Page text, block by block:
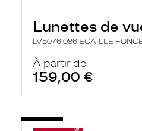
Lunettes de
LV5076 086 ECAILLE
À partir de
159,00 €